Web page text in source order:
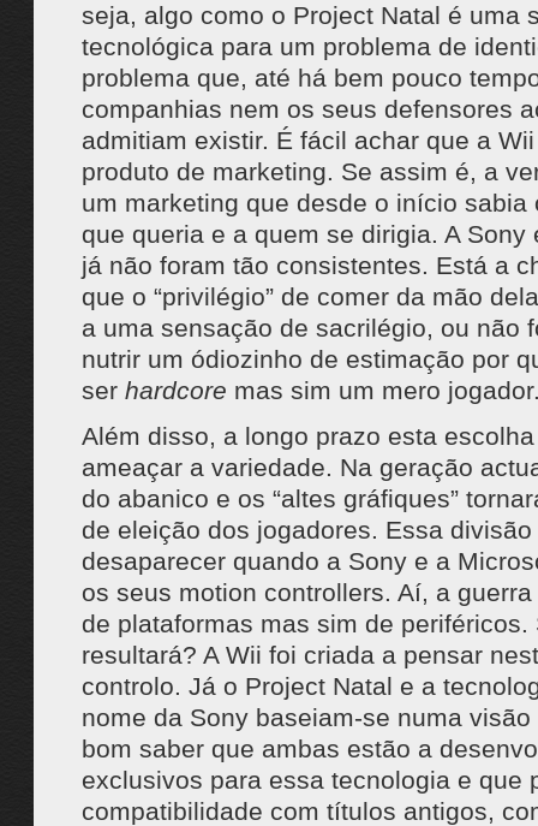
seja, algo como o Project Natal é uma
tecnológica para um problema de
problema que, até há bem pouco
companhias nem os seus defensores
admitiam existir. É fácil achar que a
produto de marketing. Se assim é, a
um marketing que desde o início sabia
que queria e a quem se dirigia. A Sony
já não foram tão consistentes. Está a
que o “privilégio” de comer da mão
a uma sensação de sacrilégio, ou não
nutrir um ódiozinho de estimação por
ser hardcore mas sim um mero
Além disso, a longo prazo esta
ameaçar a variedade. Na geração
do abanico e os “altes gráfiques”
de eleição dos jogadores. Essa divisão
desaparecer quando a Sony e a
os seus motion controllers. Aí, a
de plataformas mas sim de periféricos.
resultará? A Wii foi criada a pensar
controlo. Já o Project Natal e a
nome da Sony baseiam-se numa visão
bom saber que ambas estão a
exclusivos para essa tecnologia e que
compatibilidade com títulos antigos,